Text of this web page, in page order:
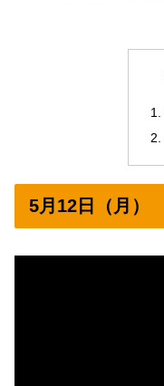
5月12日（月）